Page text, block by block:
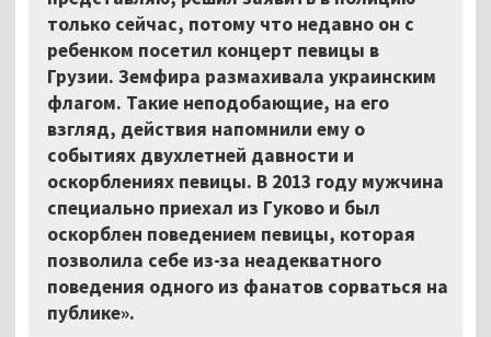
только сейчас, потому что недавно он с
ребенком посетил концерт певицы в
Грузии. Земфира размахивала украинским
флагом. Такие неподобающие, на его
взгляд, действия напомнили ему о
событиях двухлетней давности и
оскорблениях певицы. В 2013 году мужчина
специально приехал из Гуково и был
оскорблен поведением певицы, которая
позволила себе из-за неадекватного
поведения одного из фанатов сорваться на
публике».